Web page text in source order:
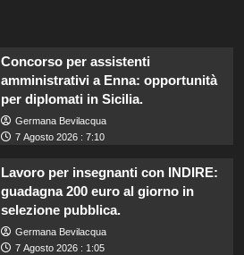
Concorso per assistenti
amministrativi a Enna: opportunità
per diplomati in Sicilia.
Germana Bevilacqua
7 Agosto 2026 : 7:10
Lavoro per insegnanti con INDIRE:
guadagna 200 euro al giorno in
selezione pubblica.
Germana Bevilacqua
7 Agosto 2026 : 1:05